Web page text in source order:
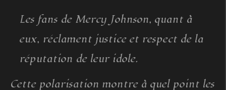
Les fans de Mercy Johnson, quant à
eux, réclament justice et respect de la
réputation de leur idole.
Cette polarisation montre à quel point les